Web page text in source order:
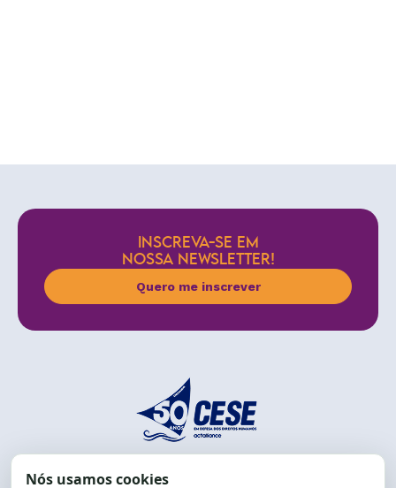
INSCREVA-SE EM
NOSSA NEWSLETTER!
Quero me inscrever
End.: R. da Graça, 150. Graça